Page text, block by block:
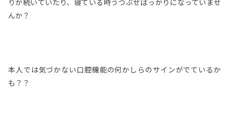
んか？
本人では気づかない口腔機能の何かしらのサインがでているか
も？？